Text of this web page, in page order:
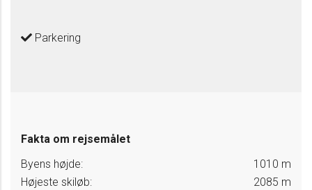
Parkering
Fakta om rejsemålet
Byens højde:
1010 m
Højeste skiløb:
2085 m